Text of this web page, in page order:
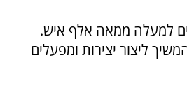
למעלה ממאה אלף איש.
ליצור יצירות ומפעלים